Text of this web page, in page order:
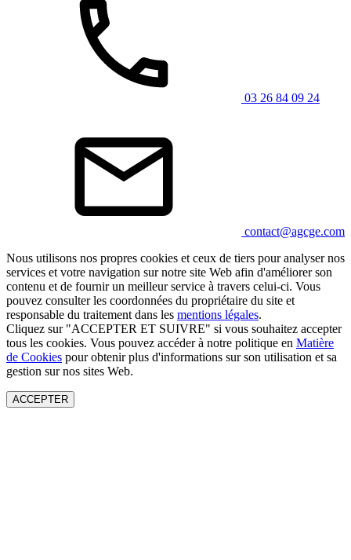
03 26 84 09 24
contact@agcge.com
Nous utilisons nos propres cookies et ceux de tiers pour analyser nos
services et votre navigation sur notre site Web afin d'améliorer son
contenu et de fournir un meilleur service à travers celui-ci. Vous
pouvez consulter les coordonnées du propriétaire du site et
responsable du traitement dans les mentions légales.
Cliquez sur "ACCEPTER ET SUIVRE" si vous souhaitez accepter
tous les cookies. Vous pouvez accéder à notre politique en Matière
de Cookies pour obtenir plus d'informations sur son utilisation et sa
gestion sur nos sites Web.
ACCEPTER